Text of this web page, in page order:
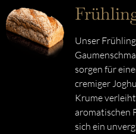
Unser
sorgen für
cremiger
Krume
aromatischen
sich ein